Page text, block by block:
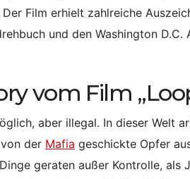
Film erhielt zahlreiche
und den Washington
vom Film
aber illegal. In dieser Welt
der Mafia geschickte Opfer
geraten außer Kontrolle,